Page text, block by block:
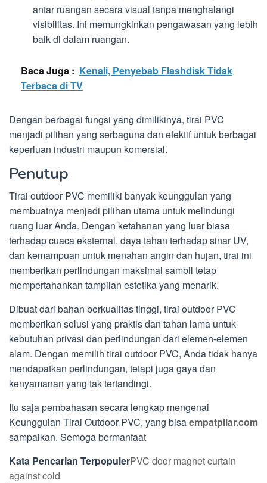
antar ruangan secara visual tanpa menghalangi
visibilitas. Ini memungkinkan pengawasan yang lebih
baik di dalam ruangan.
Baca Juga : Kenali, Penyebab Flashdisk Tidak
Terbaca di TV
Dengan berbagai fungsi yang dimilikinya, tirai PVC
menjadi pilihan yang serbaguna dan efektif untuk berbagai
keperluan industri maupun komersial.
Penutup
Tirai outdoor PVC memiliki banyak keunggulan yang
membuatnya menjadi pilihan utama untuk melindungi
ruang luar Anda. Dengan ketahanan yang luar biasa
terhadap cuaca eksternal, daya tahan terhadap sinar UV,
dan kemampuan untuk menahan angin dan hujan, tirai ini
memberikan perlindungan maksimal sambil tetap
mempertahankan tampilan estetika yang menarik.
Dibuat dari bahan berkualitas tinggi, tirai outdoor PVC
memberikan solusi yang praktis dan tahan lama untuk
kebutuhan privasi dan perlindungan dari elemen-elemen
alam. Dengan memilih tirai outdoor PVC, Anda tidak hanya
mendapatkan perlindungan, tetapi juga gaya dan
kenyamanan yang tak tertandingi.
Itu saja pembahasan secara lengkap mengenai
Keunggulan Tirai Outdoor PVC, yang bisaempatpilar.com
sampaikan. Semoga bermanfaat
Kata Pencarian TerpopulerPVC door magnet curtain
against cold